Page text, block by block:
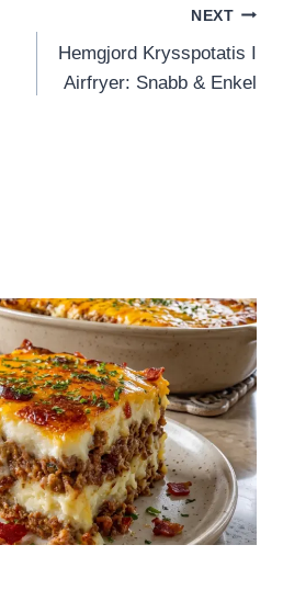
NEXT
Hemgjord Krysspotatis I
Airfryer: Snabb & Enkel